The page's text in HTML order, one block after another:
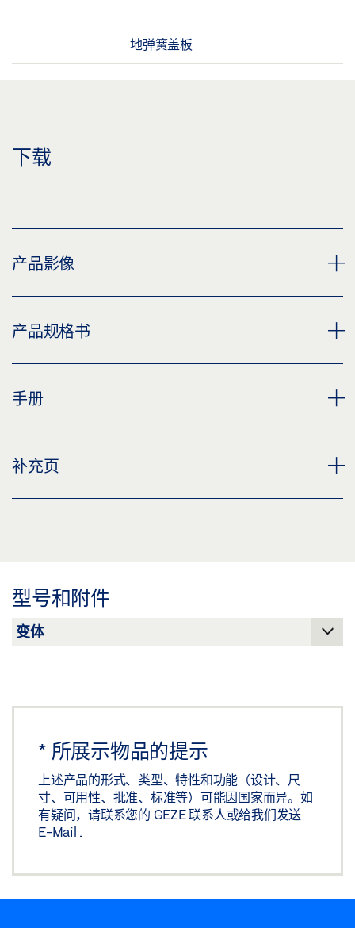
地弹簧盖板
下载
产品影像
盖泽地弹簧盖板
标签义务: © GEZE GmbH
产品规格书
地弹簧盖板 产品规格书 ZH
手册
盖板
补充页
型号和附件
* 所展示物品的提示
上述产品的形式、类型、特性和功能（设计、尺
寸、可用性、批准、标准等）可能因国家而异。如
有疑问，请联系您的 GEZE 联系人或给我们发送
E-Mail .